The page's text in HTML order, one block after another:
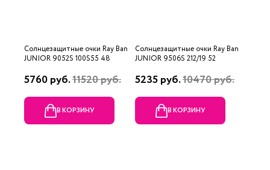
Солнцезащитные очки Ray Ban
JUNIOR 9052S 100S55 48
5760 руб.11520 руб.
В КОРЗИНУ
Солнцезащитные очки Ray Ban
JUNIOR 9506S 212/19 52
5235 руб.10470 руб.
В КОРЗИНУ